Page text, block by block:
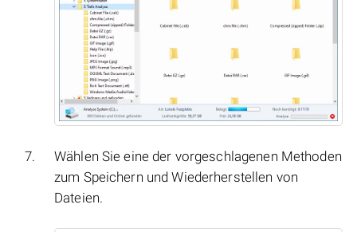
Wählen Sie eine der vorgeschlagenen Methoden
zum Speichern und Wiederherstellen von
Dateien.